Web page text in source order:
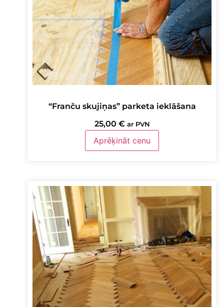
“Franču skujiņas” parketa ieklāšana
25,00 € ar PVN
Aprēķināt cenu